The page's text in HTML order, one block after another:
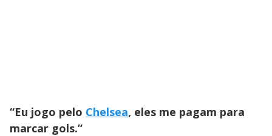
“Eu jogo pelo Chelsea, eles me pagam para
marcar gols.”